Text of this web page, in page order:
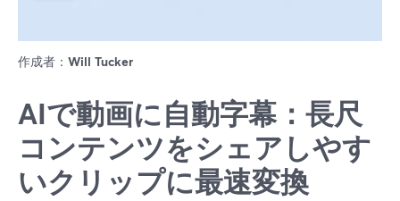
作成者： Will Tucker
AIで動画に自動字幕：長尺
コンテンツをシェアしやす
いクリップに最速変換